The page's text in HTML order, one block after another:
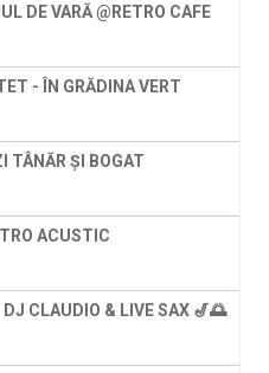
DE VARĂ @RETRO CAFE
- ÎN GRĂDINA VERT
TÂNĂR ȘI BOGAT
ACUSTIC
CLAUDIO & LIVE SAX 🎷🌅